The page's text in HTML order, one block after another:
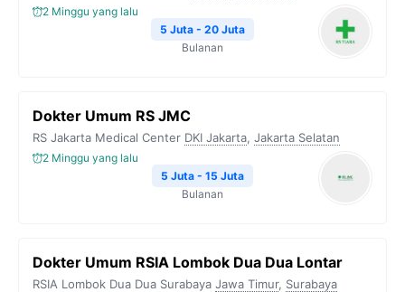
2 Minggu yang lalu
5 Juta - 20 Juta
Bulanan
Dokter Umum RS JMC
RS Jakarta Medical Center DKI Jakarta, Jakarta Selatan
2 Minggu yang lalu
5 Juta - 15 Juta
Bulanan
Dokter Umum RSIA Lombok Dua Dua Lontar
RSIA Lombok Dua Dua Surabaya Jawa Timur, Surabaya